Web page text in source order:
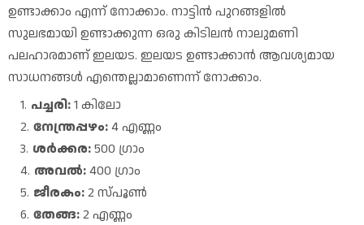
ഉണ്ടാക്കാം എന്ന് നോക്കാം. നാട്ടിൻ പുറങ്ങളിൽ
സുലഭമായി ഉണ്ടാക്കുന്ന ഒരു കിടിലൻ നാലുമണി
പലഹാരമാണ് ഇലയട. ഇലയട ഉണ്ടാക്കാൻ ആവശ്യമായ
സാധനങ്ങൾ എന്തെല്ലാമാണെന്ന് നോക്കാം.
പച്ചരി:1 കിലോ
നേന്ത്രപ്പഴം:4 എണ്ണം
ശർക്കര:500 ഗ്രാം
അവൽ:400 ഗ്രാം
ജീരകം:2 സ്പൂൺ
തേങ്ങ:2 എണ്ണം